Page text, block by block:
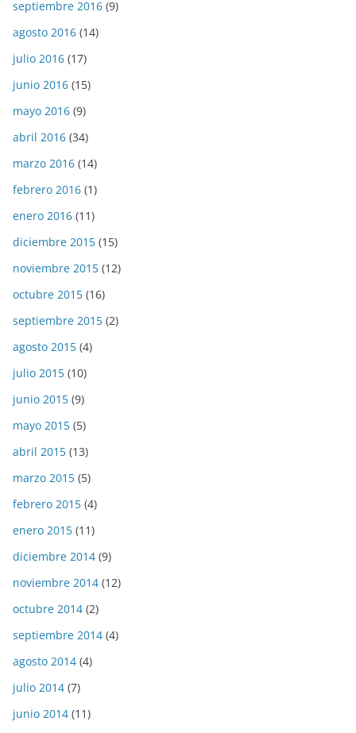
septiembre 2016 (9)
agosto 2016 (14)
julio 2016 (17)
junio 2016 (15)
mayo 2016 (9)
abril 2016 (34)
marzo 2016 (14)
febrero 2016 (1)
enero 2016 (11)
diciembre 2015 (15)
noviembre 2015 (12)
octubre 2015 (16)
septiembre 2015 (2)
agosto 2015 (4)
julio 2015 (10)
junio 2015 (9)
mayo 2015 (5)
abril 2015 (13)
marzo 2015 (5)
febrero 2015 (4)
enero 2015 (11)
diciembre 2014 (9)
noviembre 2014 (12)
octubre 2014 (2)
septiembre 2014 (4)
agosto 2014 (4)
julio 2014 (7)
junio 2014 (11)